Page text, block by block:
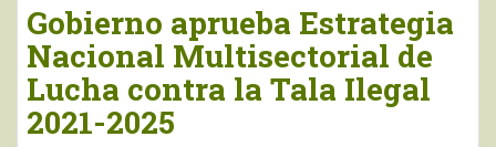
Gobierno aprueba Estrategia
Nacional Multisectorial de
Lucha contra la Tala Ilegal
2021-2025